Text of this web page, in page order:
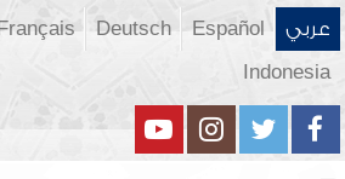
عربي Español
Deutsch
Français
Indonesia